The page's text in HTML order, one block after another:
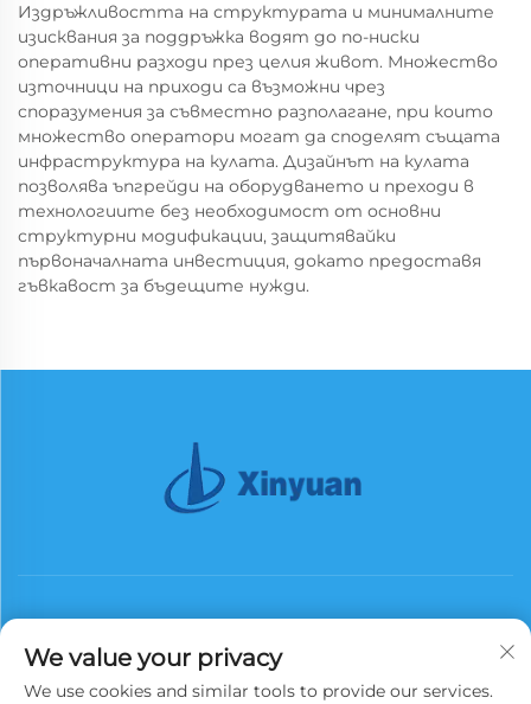
Издръжливостта на структурата и минималните
изисквания за поддръжка водят до по-ниски
оперативни разходи през целия живот. Множество
източници на приходи са възможни чрез
споразумения за съвместно разполагане, при които
множество оператори могат да споделят същата
инфраструктура на кулата. Дизайнът на кулата
позволява ъпгрейди на оборудването и преходи в
технологиите без необходимост от основни
структурни модификации, защитявайки
първоначалната инвестиция, докато предоставя
гъвкавост за бъдещите нужди.
We value your privacy
We use cookies and similar tools to provide our services.